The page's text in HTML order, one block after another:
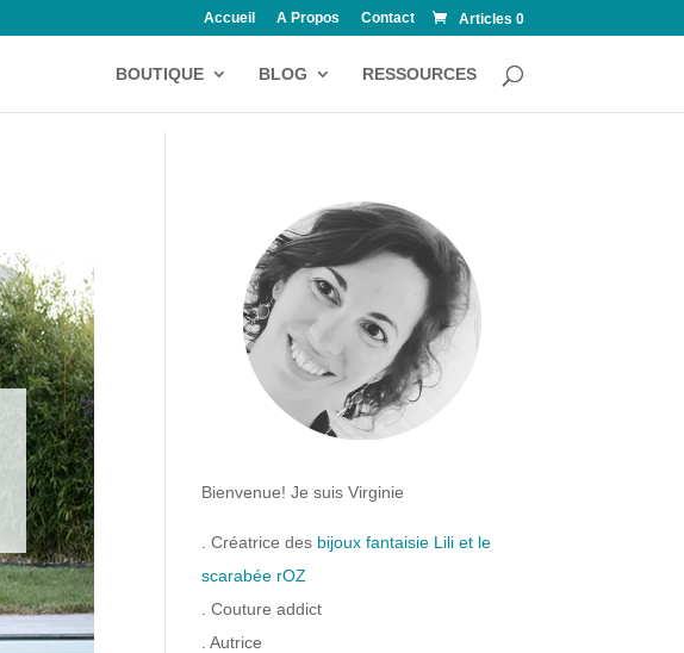
Accueil A Propos Contact Articles 0
BOUTIQUE BLOG RESSOURCES
Bienvenue! Je suis Virginie
. Créatrice des bijoux fantaisie Lili et le
scarabée rOZ
. Couture addict
. Autrice